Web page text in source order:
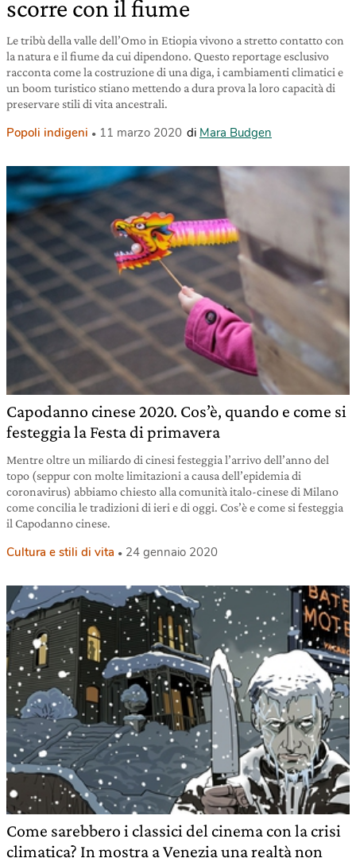
scorre con il fiume
Le tribù della valle dell’Omo in Etiopia vivono a stretto contatto con
la natura e il fiume da cui dipendono. Questo reportage esclusivo
racconta come la costruzione di una diga, i cambiamenti climatici e
un boom turistico stiano mettendo a dura prova la loro capacità di
preservare stili di vita ancestrali.
Popoli indigeni 11 marzo 2020 di Mara Budgen
Capodanno cinese 2020. Cos’è, quando e come si
festeggia la Festa di primavera
Mentre oltre un miliardo di cinesi festeggia l’arrivo dell’anno del
topo (seppur con molte limitazioni a causa dell’epidemia di
coronavirus) abbiamo chiesto alla comunità italo-cinese di Milano
come concilia le tradizioni di ieri e di oggi. Cos’è e come si festeggia
il Capodanno cinese.
Cultura e stili di vita 24 gennaio 2020
Come sarebbero i classici del cinema con la crisi
climatica? In mostra a Venezia una realtà non